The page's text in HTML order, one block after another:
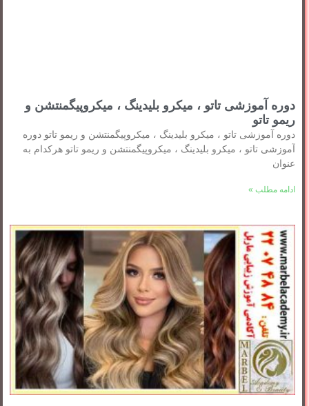
دوره آموزشی تاتو ، میکرو بلیدینگ ، میکروپیگمنتشن و
ریمو تاتو
دوره آموزشی تاتو ، میکرو بلیدینگ ، میکروپیگمنتشن و ریمو تاتو دوره
آموزشی تاتو ، میکرو بلیدینگ ، میکروپیگمنتشن و ریمو تاتو هرکدام به
عنوان
ادامه مطلب »